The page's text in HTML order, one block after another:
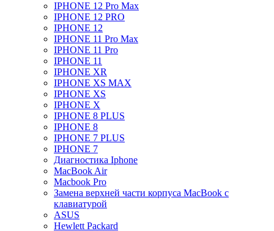
IPHONE 12 Pro Max
IPHONE 12 PRO
IPHONE 12
IPHONE 11 Pro Max
IPHONE 11 Pro
IPHONE 11
IPHONE XR
IPHONE XS MAX
IPHONE XS
IPHONE X
IPHONE 8 PLUS
IPHONE 8
IPHONE 7 PLUS
IPHONE 7
Диагностика Iphone
MacBook Air
Macbook Pro
Замена верхней части корпуса MacBook с
клавиатурой
ASUS
Hewlett Packard